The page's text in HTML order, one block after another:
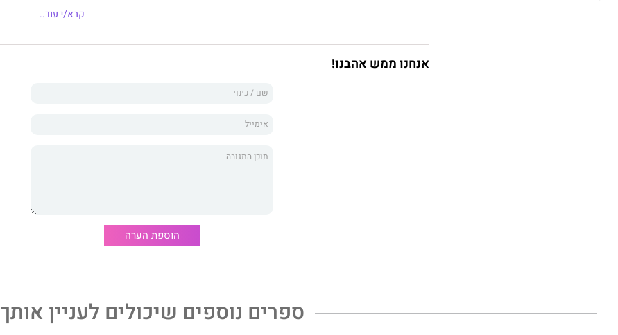
בריאן קֹוניֵיצקֹו ומייקל דנטה דימרטינו יצרו את עולמו של האווטאר בסדרת אנימציה
סָסקי וֵנאֹוקֹו קאָוונֹו (המכנות עצמן גוריהירו) המשיכו את סיפורו של העולם הקסום
בסדרת קומיקס מותחת, המזמינה קוראים ותיקים וחדשים להרפתקה סוחפת עם אנג
קרא/י עוד..
אנחנו ממש אהבנו!
הוספת הערה
ספרים נוספים שיכולים לעניין אותך